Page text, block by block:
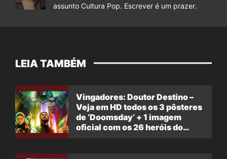
assunto Cultura Pop. Escrever é um prazer.
LEIA TAMBÉM
Vingadores: Doutor Destino –
Veja em HD todos os 3 pôsteres
de ‘Doomsday’ + 1 imagem
oficial com os 26 heróis do